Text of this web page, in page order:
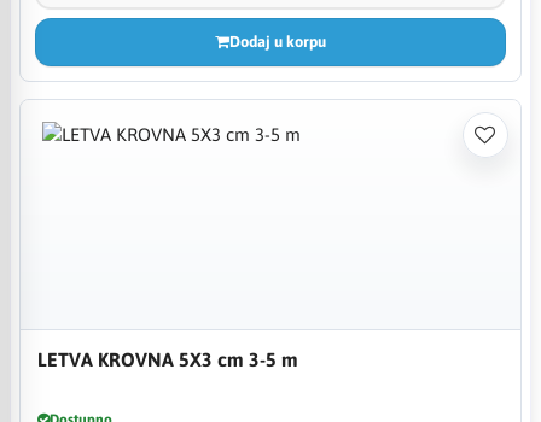
Dodaj u korpu
LETVA KROVNA 5X3 cm 3-5 m